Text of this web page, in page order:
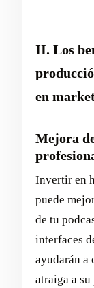
II. Los
en
Mejora
Invertir en
puede
de tu
interfaces
ayudarán a
atraiga a